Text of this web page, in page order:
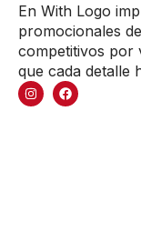
En With Logo
promocionales
competitivos por
que cada detalle